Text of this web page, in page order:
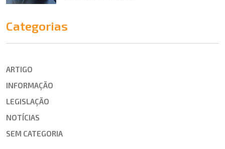
Categorias
ARTIGO
INFORMAÇÃO
LEGISLAÇÃO
NOTÍCIAS
SEM CATEGORIA